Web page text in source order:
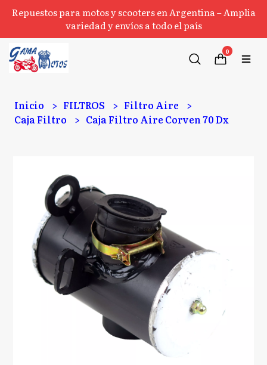
Repuestos para motos y scooters en Argentina – Amplia
variedad y envíos a todo el país
0
Inicio FILTROS
Filtro Aire
Caja Filtro
Caja Filtro Aire Corven 70 Dx